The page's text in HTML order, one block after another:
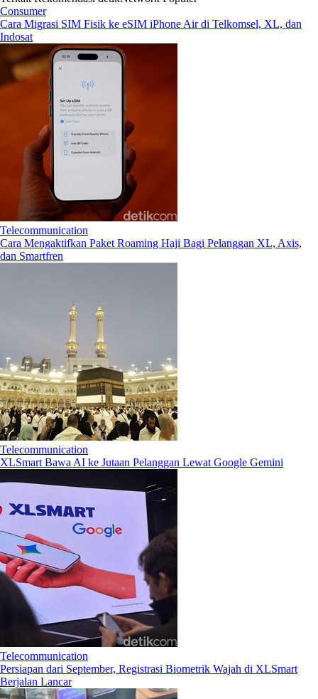
Consumer
Cara Migrasi SIM Fisik ke eSIM iPhone Air di Telkomsel, XL, dan
Indosat
Telecommunication
Cara Mengaktifkan Paket Roaming Haji Bagi Pelanggan XL, Axis,
dan Smartfren
Telecommunication
XLSmart Bawa AI ke Jutaan Pelanggan Lewat Google Gemini
Telecommunication
Persiapan dari September, Registrasi Biometrik Wajah di XLSmart
Berjalan Lancar